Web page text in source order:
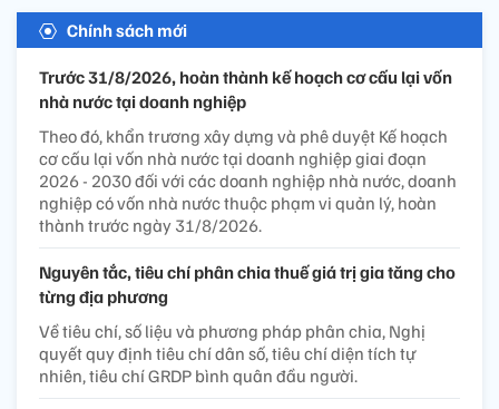
Chính sách mới
Trước 31/8/2026, hoàn thành kế hoạch cơ cấu lại vốn
nhà nước tại doanh nghiệp
Theo đó, khẩn trương xây dựng và phê duyệt Kế hoạch
cơ cấu lại vốn nhà nước tại doanh nghiệp giai đoạn
2026 - 2030 đối với các doanh nghiệp nhà nước, doanh
nghiệp có vốn nhà nước thuộc phạm vi quản lý, hoàn
thành trước ngày 31/8/2026.
Nguyên tắc, tiêu chí phân chia thuế giá trị gia tăng cho
từng địa phương
Về tiêu chí, số liệu và phương pháp phân chia, Nghị
quyết quy định tiêu chí dân số, tiêu chí diện tích tự
nhiên, tiêu chí GRDP bình quân đầu người.